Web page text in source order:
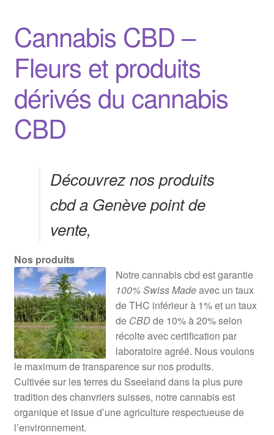
Cannabis CBD –
Fleurs et produits
dérivés du cannabis
CBD
Découvrez nos produits
cbd a Genève point de
vente,
Nos produits
Notre cannabis cbd est garantie
100% Swiss Madeavec un taux
de THC inférieur à 1% et un taux
deCBDde 10% à 20% selon
récolte avec certification par
laboratoire agréé. Nous voulons
le maximum de transparence sur nos produits.
Cultivée sur les terres du Sseeland dans la plus pure
tradition des chanvriers suisses, notre cannabis est
organique et issue d’une agriculture respectueuse de
l’environnement.